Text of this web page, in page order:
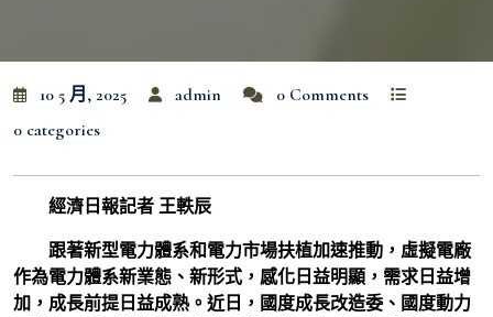
10 5 月, 2025 admin
0 Comments
0 categories
經濟日報記者 王軼辰
跟著新型電力體系和電力市場扶植加速推動，虛擬電廠
作為電力體系新業態、新形式，感化日益明顯，需求日益增
加，成長前提日益成熟。近日，國度成長改造委、國度動力